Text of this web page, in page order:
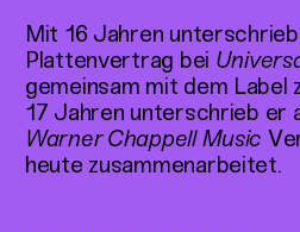
Mit 16 Jahren
Plattenvertrag bei
gemeinsam mit dem Label
17 Jahren unterschrieb er
Warner Chappell Music
heute zusammenarbeitet.